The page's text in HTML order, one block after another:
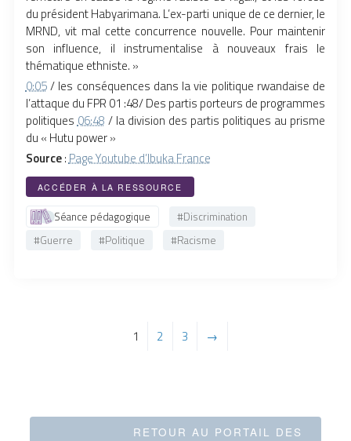
du président Habyarimana. L’ex-parti unique de ce dernier, le
MRND, vit mal cette concurrence nouvelle. Pour maintenir
son influence, il instrumentalise à nouveaux frais le
thématique ethniste. »
0:05/ les conséquences dans la vie politique rwandaise de
l’attaque du FPR 01 :48/ Des partis porteurs de programmes
politiques06:48 / la division des partis politiques au prisme
du « Hutu power »
Source:Page Youtube d’Ibuka France
ACCÉDER À LA RESSOURCE
Séance pédagogique
#Discrimination
#Guerre
#Politique #Racisme
1 2 3 →
RETOUR AU PORTAIL DES